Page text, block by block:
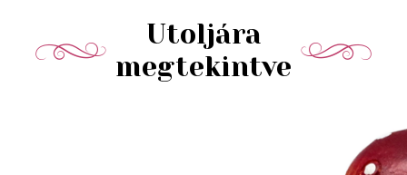
Utoljára
megtekintve